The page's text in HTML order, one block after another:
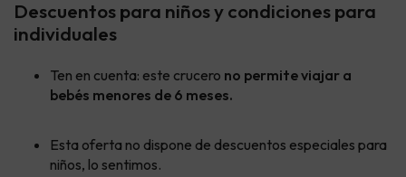
Descuentos para niños y condiciones para
individuales
Ten en cuenta: este crucero no permite viajar a
bebés menores de 6 meses.
Esta oferta no dispone de descuentos especiales para
niños, lo sentimos.